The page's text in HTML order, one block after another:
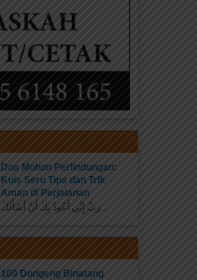
Doa Mohon Perlindungan:
Kuis Seru Tips dan Trik
Aman di Perjalanan
رَبِّ إِنِّي أَعُوذُ بِكَ أَنْ أَسْأَلَكَ...
100 Dongeng Binatang